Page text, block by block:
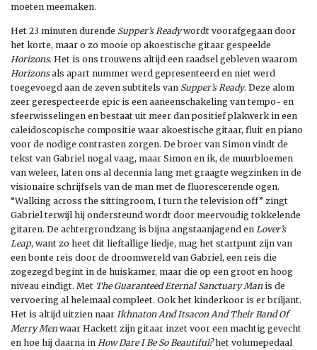
moeten meemaken.
Het 23 minuten durende Supper’s Readywordt voorafgegaan door
het korte, maar o zo mooie op akoestische gitaar gespeelde
Horizons. Het is ons trouwens altijd een raadsel gebleven waarom
Horizonsals apart nummer werd gepresenteerd en niet werd
toegevoegd aan de zeven subtitels van Supper’s Ready. Deze alom
zeer gerespecteerde epic is een aaneenschakeling van tempo- en
sfeerwisselingen en bestaat uit meer dan positief plakwerk in een
caleidoscopische compositie waar akoestische gitaar, fluit en piano
voor de nodige contrasten zorgen. De broer van Simon vindt de
tekst van Gabriel nogal vaag, maar Simon en ik, de muurbloemen
van weleer, laten ons al decennia lang met graagte wegzinken in de
visionaire schrijfsels van de man met de fluorescerende ogen.
“Walking across the sittingroom, I turn the television off” zingt
Gabriel terwijl hij ondersteund wordt door meervoudig tokkelende
gitaren. De achtergrondzang is bijna angstaanjagend en Lover’s
Leap, want zo heet dit lieftallige liedje, mag het startpunt zijn van
een bonte reis door de droomwereld van Gabriel, een reis die
zogezegd begint in de huiskamer, maar die op een groot en hoog
niveau eindigt. Met The Guaranteed Eternal Sanctuary Manis de
vervoering al helemaal compleet. Ook het kinderkoor is er briljant.
Het is altijd uitzien naar Ikhnaton And Itsacon And Their Band Of
Merry Menwaar Hackett zijn gitaar inzet voor een machtig gevecht
en hoe hij daarna in How Dare I Be So Beautiful?het volumepedaal